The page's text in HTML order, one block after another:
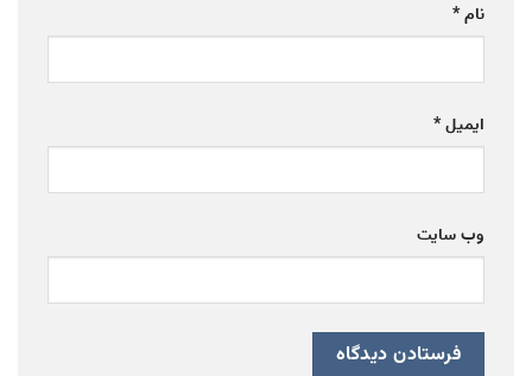
نام*
ایمیل*
وب‌ سایت